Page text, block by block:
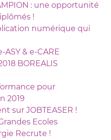
: une opportunité
!
numérique qui
ASY & e-CARE
BOREALIS
pour
2019
sur JOBTEASER !
Ecoles
Recrute !